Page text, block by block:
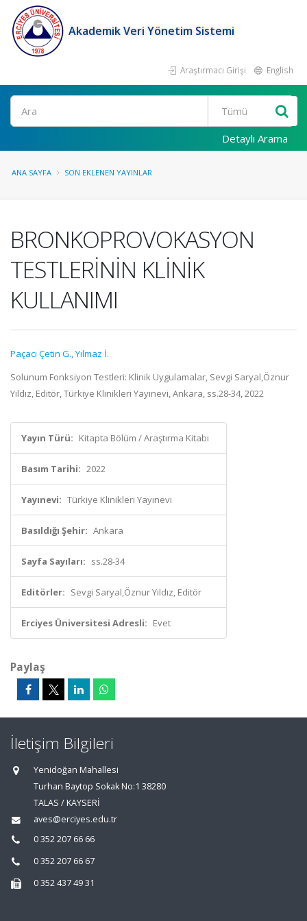
Akademik Veri Yönetim Sistemi
Araştırmacı Girişi English
Ara
Detaylı Arama
ANA SAYFA SON EKLENEN YAYINLAR
BRONKOPROVOKASYON
TESTLERİNİN KLİNİK
KULLANIMI
Paçacı Çetin G.,Yılmaz İ.
Solunum Fonksiyon Testleri: Klinik Uygulamalar, Sevgi Saryal,Öznur
Yıldız, Editör, Türkiye Klinikleri Yayınevi, Ankara, ss.28-34, 2022
Yayın Türü: Kitapta Bölüm / Araştırma Kitabı
Basım Tarihi: 2022
Yayınevi: Türkiye Klinikleri Yayınevi
Basıldığı Şehir: Ankara
Sayfa Sayıları: ss.28-34
Editörler: Sevgi Saryal,Öznur Yıldız, Editör
Erciyes Üniversitesi Adresli: Evet
Paylaş
İletişim Bilgileri
Yenidoğan Mahallesi
Turhan Baytop Sokak No:1 38280
TALAS / KAYSERİ
aves@erciyes.edu.tr
0 352 207 66 66
0 352 207 66 67
0 352 437 49 31